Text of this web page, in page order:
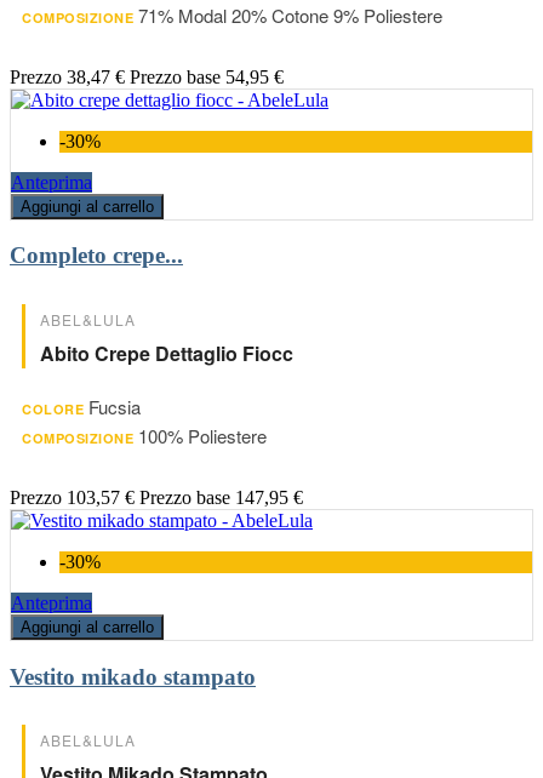
COMPOSIZIONE 71% Modal 20% Cotone 9% Poliestere
Prezzo 38,47 € Prezzo base 54,95 €
-30%
Anteprima
Aggiungi al carrello
Completo crepe...
ABEL&LULA
Abito Crepe Dettaglio Fiocc
COLORE Fucsia
COMPOSIZIONE 100% Poliestere
Prezzo 103,57 € Prezzo base 147,95 €
-30%
Anteprima
Aggiungi al carrello
Vestito mikado stampato
ABEL&LULA